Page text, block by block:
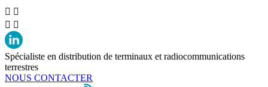
 
 
Spécialiste en distribution de terminaux et radiocommunications
terrestres
NOUS CONTACTER